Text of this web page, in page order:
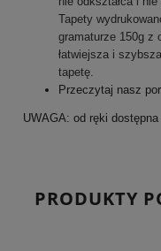
Tapety
gramaturze 150g
łatwiejsza i
tapetę.
Przeczytaj nasz
UWAGA: od ręki
PRODUKTY